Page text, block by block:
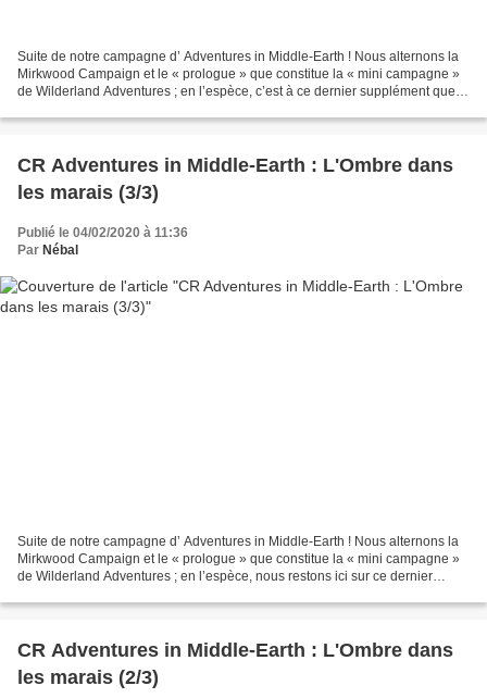
Suite de notre campagne d’ Adventures in Middle-Earth ! Nous alternons la
Mirkwood Campaign et le « prologue » que constitue la « mini campagne »
de Wilderland Adventures ; en l’espèce, c’est à ce dernier supplément que
CR Adventures in Middle-Earth : L'Ombre dans
les marais (3/3)
Publié le 04/02/2020 à 11:36
Par Nébal
Suite de notre campagne d’ Adventures in Middle-Earth ! Nous alternons la
Mirkwood Campaign et le « prologue » que constitue la « mini campagne »
de Wilderland Adventures ; en l’espèce, nous restons ici sur ce dernier
CR Adventures in Middle-Earth : L'Ombre dans
les marais (2/3)